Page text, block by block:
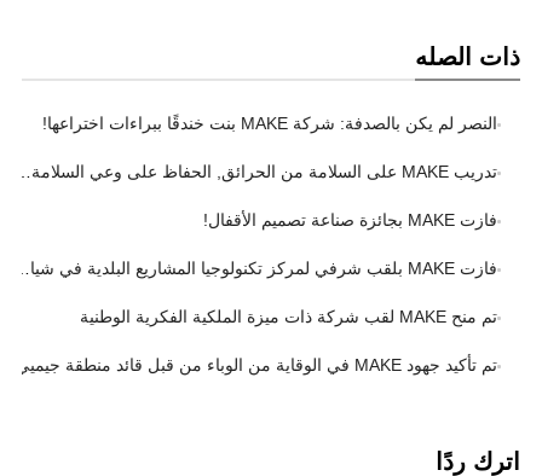
ذات الصله
النصر لم يكن بالصدفة: شركة MAKE بنت خندقًا ببراءات اختراعها!
تدريب MAKE على السلامة من الحرائق, الحفاظ على وعي السلامة في الاعتبار
فازت MAKE بجائزة صناعة تصميم الأقفال!
فازت MAKE بلقب شرفي لمركز تكنولوجيا المشاريع البلدية في شيامن!
تم منح MAKE لقب شركة ذات ميزة الملكية الفكرية الوطنية
تم تأكيد جهود MAKE في الوقاية من الوباء من قبل قائد منطقة جيميي
اترك ردًا